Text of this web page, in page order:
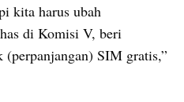
kita harus ubah
di Komisi V, beri
(perpanjangan) SIM gratis,”